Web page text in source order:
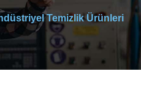
Temizlik Ürünleri